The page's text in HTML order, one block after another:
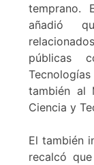
temprano.
añadió
públicas
también al
Ciencia y
El también
recalcó